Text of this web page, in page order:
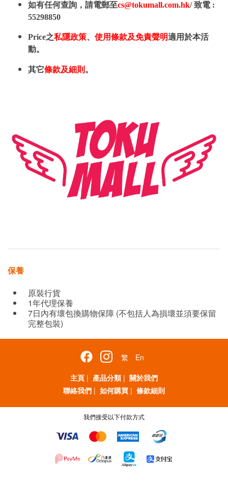
如有任何查詢，請電郵至cs@tokumall.com.hk/ 致電 :
55298850
Price之私隱政策、 使用條款及免責聲明適用於本活
動。
其它條款及細則 。
保養
原裝行貨
1年代理保養
7日內有壞包換購物保障 (不包括人為損壞並須要保留
完整包裝)
繁
En
主頁 | 產品分類 | 關於我們
聯絡我們 | 如何購買 | 條款細則
我們接受以下付款方式